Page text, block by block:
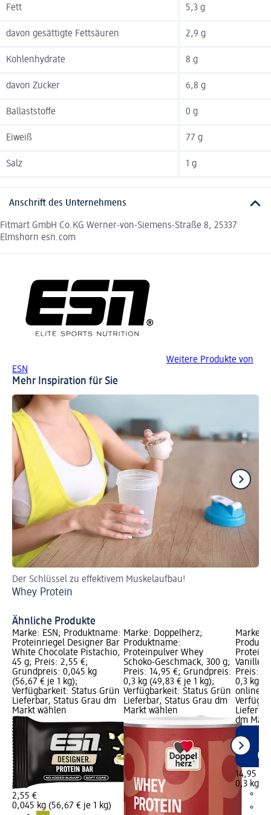
Fett 5,3 g
davon gesättigte Fettsäuren 2,9 g
Kohlenhydrate 8 g
davon Zucker 6,8 g
Ballaststoffe 0 g
Eiweiß 77 g
Salz 1 g
Anschrift des Unternehmens
Fitmart GmbH Co.KG Werner-von-Siemens-Straße 8, 25337
Elmshorn esn.com
Weitere Produkte von
ESN
Mehr Inspiration für Sie
Der Schlüssel zu effektivem Muskelaufbau!
Whey Protein
Ähnliche Produkte
Marke: ESN; Produktname:
Proteinriegel Designer Bar
White Chocolate Pistachio,
45 g; Preis: 2,55 €;
Grundpreis: 0,045 kg
(56,67 € je 1 kg);
Verfügbarkeit: Status Grün
Lieferbar, Status Grau dm
Markt wählen
2,55 €
0,045 kg (56,67 € je 1 kg)
Marke: Doppelherz;
Produktname:
Proteinpulver Whey
Schoko-Geschmack, 300 g;
Preis: 14,95 €; Grundpreis:
0,3 kg (49,83 € je 1 kg);
Verfügbarkeit: Status Grün
Lieferbar, Status Grau dm
Markt wählen
Marke:
Vanille-
Preis:
0,3 kg
online
dm
14,95 €
0,3 kg